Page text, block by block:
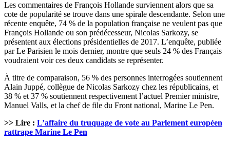
Les commentaires de François Hollande surviennent alors que sa
cote de popularité se trouve dans une spirale descendante. Selon une
récente enquête, 74 % de la population française ne veulent pas que
François Hollande ou son prédécesseur, Nicolas Sarkozy, se
présentent aux élections présidentielles de 2017. L’enquête, publiée
par Le Parisien le mois dernier, montre que seuls 24 % des Français
voudraient voir ces deux candidats se représenter.
À titre de comparaison, 56 % des personnes interrogées soutiennent
Alain Juppé, collègue de Nicolas Sarkozy chez les républicains, et
38 % et 37 % soutiennent respectivement l’actuel Premier ministre,
Manuel Valls, et la chef de file du Front national, Marine Le Pen.
>> Lire : L’affaire du truquage de vote au Parlement européen
rattrape Marine Le Pen